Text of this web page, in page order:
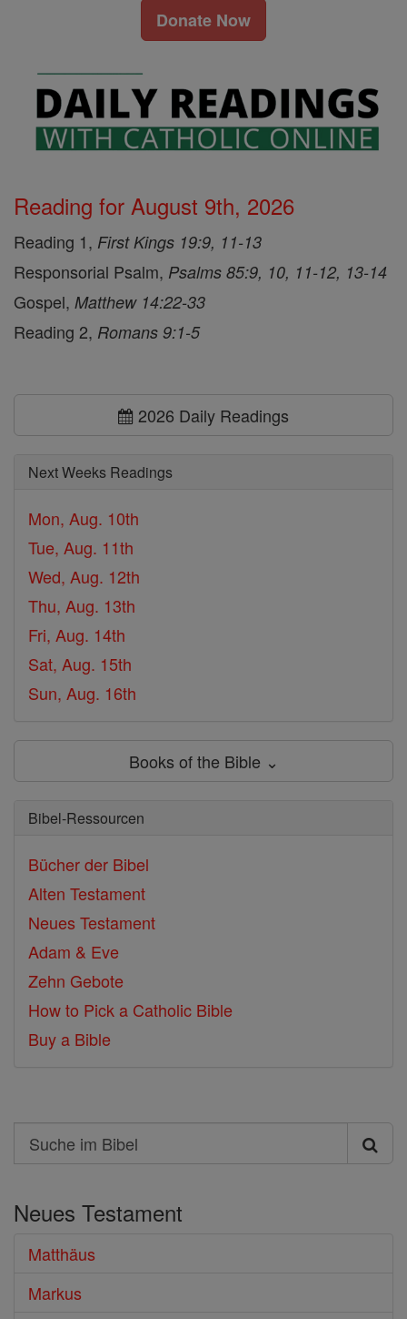
Donate Now
Reading for August 9th, 2026
Reading 1, First Kings 19:9, 11-13
Responsorial Psalm, Psalms 85:9, 10, 11-12, 13-14
Gospel, Matthew 14:22-33
Reading 2, Romans 9:1-5
2026 Daily Readings
Next Weeks Readings
Mon, Aug. 10th
Tue, Aug. 11th
Wed, Aug. 12th
Thu, Aug. 13th
Fri, Aug. 14th
Sat, Aug. 15th
Sun, Aug. 16th
Books of the Bible ⌄
Bibel-Ressourcen
Bücher der Bibel
Alten Testament
Neues Testament
Adam & Eve
Zehn Gebote
How to Pick a Catholic Bible
Buy a Bible
Search
Suche
Bibel
Neues Testament
Matthäus
Markus